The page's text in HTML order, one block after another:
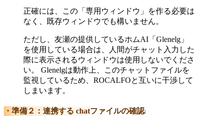
正確には、この「専用ウィンドウ」を作る必要は
なく、既存ウィンドウでも構いません。
ただし、友瀬の提供しているホムAI「Glenelg」
を使用している場合は、人間がチャット入力した
際に表示されるウィンドウは使用しないでくださ
い。 Glenelgは動作上、このチャットファイルを
監視しているため、ROCALFOと互いに干渉して
しまいます。
準備２：連携する chatファイルの確認†